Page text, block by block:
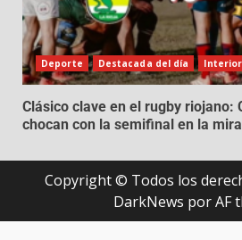
Deporte Destacada del día Interior
Clásico clave en el rugby riojano:
chocan con la semifinal en la mira
Copyright © Todos los
DarkNews por AF